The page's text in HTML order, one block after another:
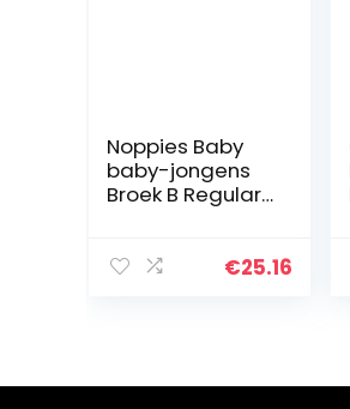
Noppies Baby
baby-jongens
Broek B Regular
€25.16